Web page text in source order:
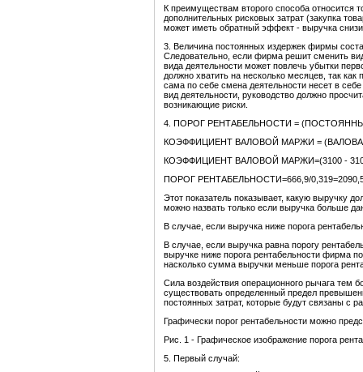
К преимуществам второго способа относится
дополнительных рисковых затрат (закупка
может иметь обратный эффект - выручка
3. Величина постоянных издержек фирмы
Следовательно, если фирма решит сменить
вида деятельности может повлечь убытки
должно хватить на несколько месяцев, так
сама по себе смена деятельности несет в
вид деятельности, руководство должно
возникающие риски.
4. ПОРОГ РЕНТАБЕЛЬНОСТИ =
КОЭФФИЦИЕНТ ВАЛОВОЙ МАРЖИ =
КОЭФФИЦИЕНТ ВАЛОВОЙ МАРЖИ=(3100 -
ПОРОГ РЕНТАБЕЛЬНОСТИ=666,9/
Этот показатель показывает, какую выручку
можно назвать только если выручка больше
В случае, если выручка ниже порога
В случае, если выручка равна порогу
выручке ниже порога рентабельности фирма
насколько сумма выручки меньше порога
Сила воздействия операционного рычага тем
существовать определенный предел
постоянных затрат, которые будут связаны с
Графически порог рентабельности можно
Рис. 1 - Графическое изображение порога
5. Первый случай: